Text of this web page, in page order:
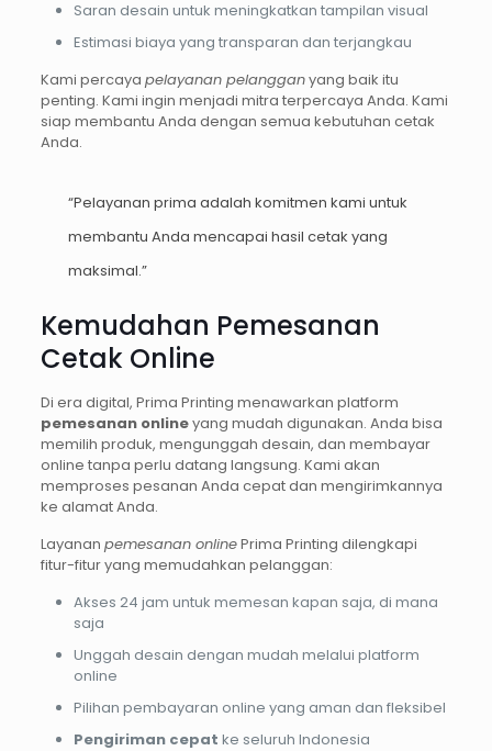
Saran desain untuk meningkatkan tampilan visual
Estimasi biaya yang transparan dan terjangkau
Kami percaya pelayanan pelangganyang baik itu
penting. Kami ingin menjadi mitra terpercaya Anda. Kami
siap membantu Anda dengan semua kebutuhan cetak
Anda.
“Pelayanan prima adalah komitmen kami untuk
membantu Anda mencapai hasil cetak yang
maksimal.”
Kemudahan Pemesanan
Cetak Online
Di era digital, Prima Printing menawarkan platform
pemesanan onlineyang mudah digunakan. Anda bisa
memilih produk, mengunggah desain, dan membayar
online tanpa perlu datang langsung. Kami akan
memproses pesanan Anda cepat dan mengirimkannya
ke alamat Anda.
Layanan pemesanan onlinePrima Printing dilengkapi
fitur-fitur yang memudahkan pelanggan:
Akses 24 jam untuk memesan kapan saja, di mana
saja
Unggah desain dengan mudah melalui platform
online
Pilihan pembayaran online yang aman dan fleksibel
Pengiriman cepat ke seluruh Indonesia